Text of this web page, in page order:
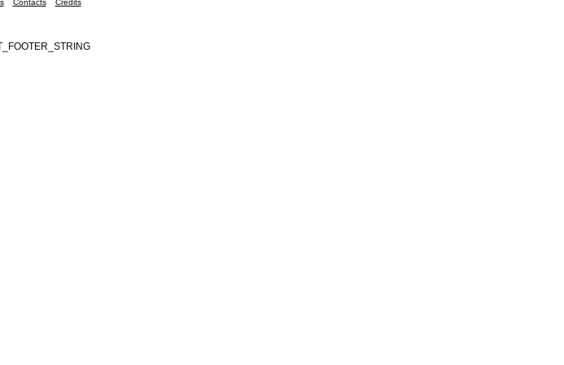
Contacts Credits